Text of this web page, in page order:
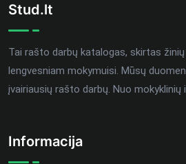
Stud.lt
Tai rašto darbų katalogas, skirtas
lengvesniam mokymuisi. Mūsų
įvairiausių rašto darbų. Nuo mokyklinių
Informacija